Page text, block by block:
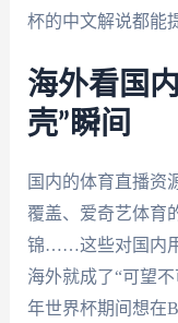
杯的中文解说都能
海外看国
壳”瞬间
国内的体育直播资
覆盖、爱奇艺体育
锦……这些对国内
海外就成了“可望
年世界杯期间想在